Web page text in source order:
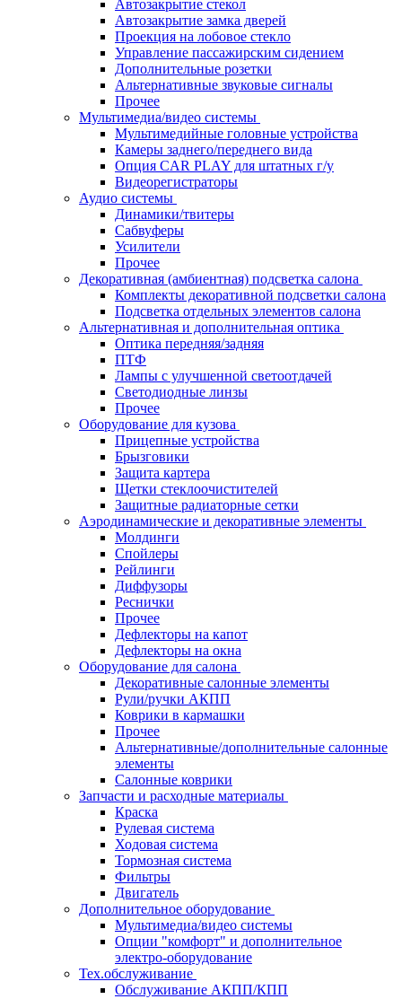
Автозакрытие стекол
Автозакрытие замка дверей
Проекция на лобовое стекло
Управление пассажирским сидением
Дополнительные розетки
Альтернативные звуковые сигналы
Прочее
Мультимедиа/видео системы
Мультимедийные головные устройства
Камеры заднего/переднего вида
Опция CAR PLAY для штатных г/у
Видеорегистраторы
Аудио системы
Динамики/твитеры
Сабвуферы
Усилители
Прочее
Декоративная (амбиентная) подсветка салона
Комплекты декоративной подсветки салона
Подсветка отдельных элементов салона
Альтернативная и дополнительная оптика
Оптика передняя/задняя
ПТФ
Лампы с улучшенной светоотдачей
Светодиодные линзы
Прочее
Оборудование для кузова
Прицепные устройства
Брызговики
Защита картера
Щетки стеклоочистителей
Защитные радиаторные сетки
Аэродинамические и декоративные элементы
Молдинги
Спойлеры
Рейлинги
Диффузоры
Реснички
Прочее
Дефлекторы на капот
Дефлекторы на окна
Оборудование для салона
Декоративные салонные элементы
Рули/ручки АКПП
Коврики в кармашки
Прочее
Альтернативные/дополнительные салонные
элементы
Салонные коврики
Запчасти и расходные материалы
Краска
Рулевая система
Ходовая система
Тормозная система
Фильтры
Двигатель
Дополнительное оборудование
Мультимедиа/видео системы
Опции "комфорт" и дополнительное
электро-оборудование
Тех.обслуживание
Обслуживание АКПП/КПП